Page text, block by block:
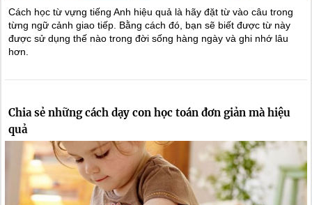
Cách học từ vựng tiếng Anh hiệu quả là hãy đặt từ vào câu trong
từng ngữ cảnh giao tiếp. Bằng cách đó, bạn sẽ biết được từ này
được sử dụng thế nào trong đời sống hàng ngày và ghi nhớ lâu
hơn.
Chia sẻ những cách dạy con học toán đơn giản mà hiệu
quả